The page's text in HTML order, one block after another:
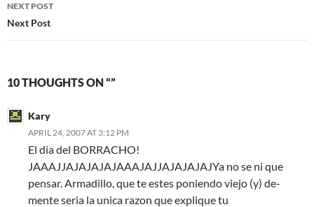
NEXT POST
Next Post
10 THOUGHTS ON “”
Kary
APRIL 24, 2007 AT 3:12 PM
El dia del BORRACHO!
JAAAJJAJAJAJAJAAAJAJJAJAJAJAJYa no se ni que
pensar. Armadillo, que te estes poniendo viejo (y) de-
mente seria la unica razon que explique tu